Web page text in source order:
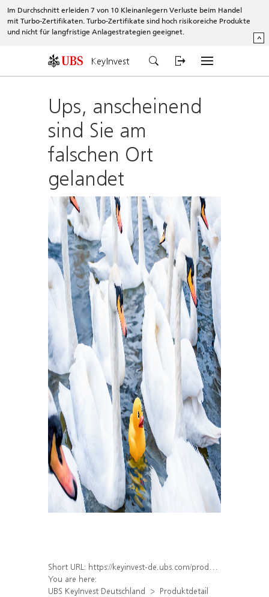
Im Durchschnitt erleiden 7 von 10 Kleinanlegern Verluste beim Handel
mit Turbo-Zertifikaten. Turbo-Zertifikate sind hoch risikoreiche Produkte
und nicht für langfristige Anlagestrategien geeignet.
^
KeyInvest
Ups, anscheinend
sind Sie am
falschen Ort
gelandet
Short URL: https://keyinvest-de.ubs.com/produkt/detail/index/isin/DE000WA32RY6
You are here:
UBS KeyInvest Deutschland
Produktdetail